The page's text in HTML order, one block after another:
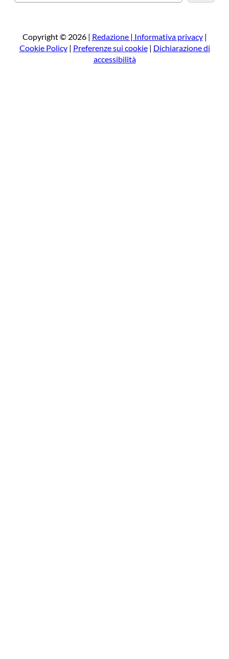
a
Copyright © 2026 | Redazione | Informativa privacy|
Cookie Policy| Preferenze sui cookie| Dichiarazione di
accessibilità